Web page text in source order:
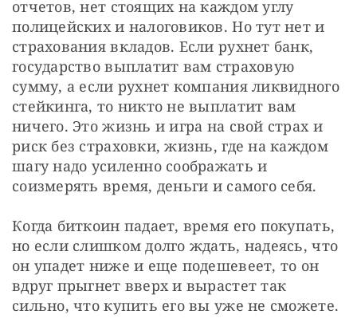
отчетов, нет стоящих на каждом углу
полицейских и налоговиков. Но тут нет и
страхования вкладов. Если рухнет банк,
государство выплатит вам страховую
сумму, а если рухнет компания ликвидного
стейкинга, то никто не выплатит вам
ничего. Это жизнь и игра на свой страх и
риск без страховки, жизнь, где на каждом
шагу надо усиленно соображать и
соизмерять время, деньги и самого себя.
Когда биткоин падает, время его покупать,
но если слишком долго ждать, надеясь, что
он упадет ниже и еще подешевеет, то он
вдруг прыгнет вверх и вырастет так
сильно, что купить его вы уже не сможете.